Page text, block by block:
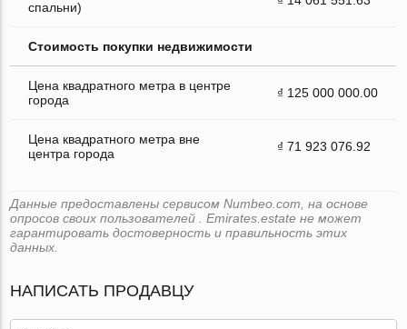
спальни)
Стоимость покупки недвижимости
Цена квадратного метра в центре
города
₫ 125 000 000.00
Цена квадратного метра вне
центра города
₫ 71 923 076.92
Данные предоставлены сервисом Numbeo.com, на основе
опросов своих пользователей . Emirates.estate не может
гарантировать достоверность и правильность этих
данных.
НАПИСАТЬ ПРОДАВЦУ